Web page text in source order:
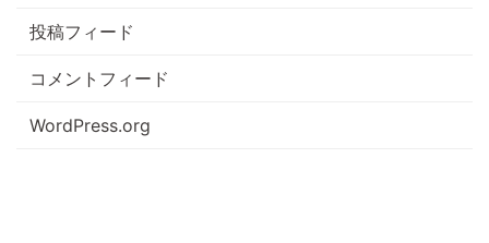
投稿フィード
コメントフィード
WordPress.org